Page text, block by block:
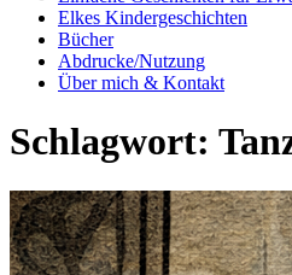
Elkes Kindergeschichten
Bücher
Abdrucke/Nutzung
Über mich & Kontakt
Schlagwort: